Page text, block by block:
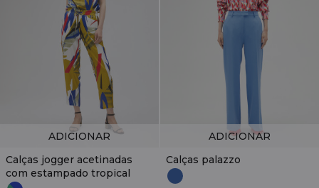
Calças jogger acetinadas
com estampado tropical
ADICIONAR
Calças palazzo
ADICIONAR